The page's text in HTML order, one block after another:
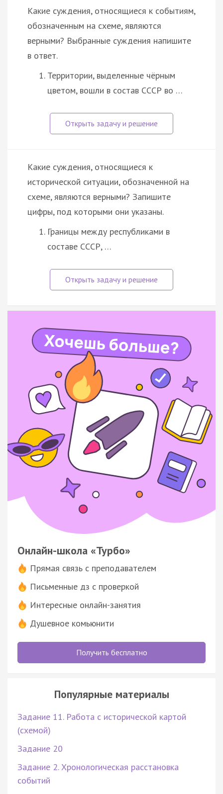
Какие суждения, относящиеся к событиям,
обозначенным на схеме, являются
верными? Выбранные суждения напишите
в ответ.
Территории, выделенные чёрным
цветом, вошли в состав СССР во …
Какие суждения, относящиеся к
исторической ситуации, обозначенной на
схеме, являются верными? Запишите
цифры, под которыми они указаны.
Границы между республиками в
составе СССР, …
Онлайн-школа «Турбо»
Прямая связь с преподавателем
Письменные дз с проверкой
Интересные онлайн-занятия
Душевное комьюнити
Получить бесплатно
Популярные материалы
Задание 11. Работа с исторической картой
(схемой)
Задание 20
Задание 2. Хронологическая расстановка
событий